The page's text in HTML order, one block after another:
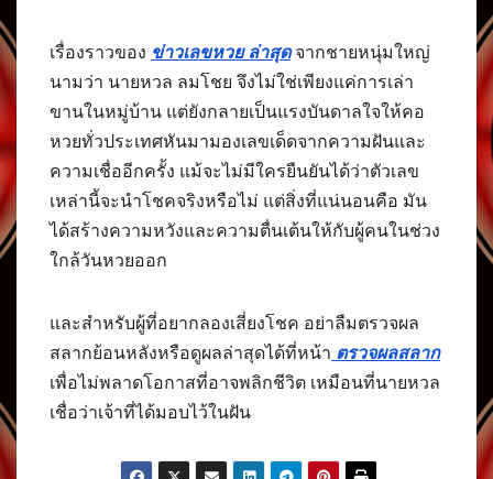
เรื่องราวของ ข่าวเลขหวย ล่าสุดจากชายหนุ่มใหญ่
นามว่า นายหวล ลมโชย จึงไม่ใช่เพียงแค่การเล่า
ขานในหมู่บ้าน แต่ยังกลายเป็นแรงบันดาลใจให้คอ
หวยทั่วประเทศหันมามองเลขเด็ดจากความฝันและ
ความเชื่ออีกครั้ง แม้จะไม่มีใครยืนยันได้ว่าตัวเลข
เหล่านี้จะนำโชคจริงหรือไม่ แต่สิ่งที่แน่นอนคือ มัน
ได้สร้างความหวังและความตื่นเต้นให้กับผู้คนในช่วง
ใกล้วันหวยออก
และสำหรับผู้ที่อยากลองเสี่ยงโชค อย่าลืมตรวจผล
สลากย้อนหลังหรือดูผลล่าสุดได้ที่หน้า ตรวจผลสลาก
เพื่อไม่พลาดโอกาสที่อาจพลิกชีวิต เหมือนที่นายหวล
เชื่อว่าเจ้าที่ได้มอบไว้ในฝัน